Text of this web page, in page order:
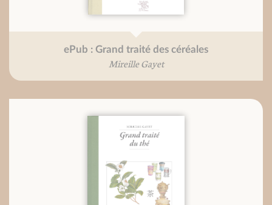
ePub : Grand traité des céréales
Mireille Gayet